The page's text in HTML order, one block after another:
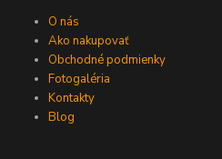
O nás
Ako nakupovať
Obchodné podmienky
Fotogaléria
Kontakty
Blog